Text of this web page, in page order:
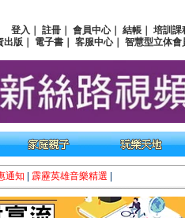
登入 註冊 會員中心｜ 結帳
培訓課
出版 電子書 客服中心｜ 智慧型立体會
通知 霹靂英雄音樂精選